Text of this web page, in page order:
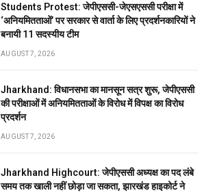
Students Protest: जेपीएससी-जेएसएससी परीक्षा में
‘अनियमितताओं’ पर सरकार से वार्ता के लिए प्रदर्शनकारियों ने
बनायी 11 सदस्यीय टीम
AUGUST 7, 2026
Jharkhand: विधानसभा का मानसून सत्र शुरू, जेपीएससी
की परीक्षाओं में अनियमितताओं के विरोध में विपक्ष का विरोध
प्रदर्शन
AUGUST 7, 2026
Jharkhand Highcourt: जेपीएससी अध्यक्ष का पद लंबे
समय तक खाली नहीं छोड़ा जा सकता, झारखंड हाइकोर्ट ने